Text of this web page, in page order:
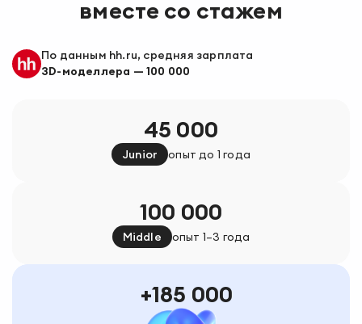
вместе со стажем
По данным hh.ru, средняя зарплата
3D-моделлера — 100 000
45 000
Junior опыт до 1 года
100 000
Middle опыт 1–3 года
185 000